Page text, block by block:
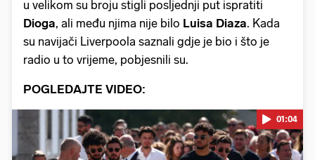
u velikom su broju stigli posljednji put ispratiti
Dioga, ali među njima nije bilo Luisa Diaza. Kada
su navijači Liverpoola saznali gdje je bio i što je
radio u to vrijeme, pobjesnili su.
POGLEDAJTE VIDEO:
01:04